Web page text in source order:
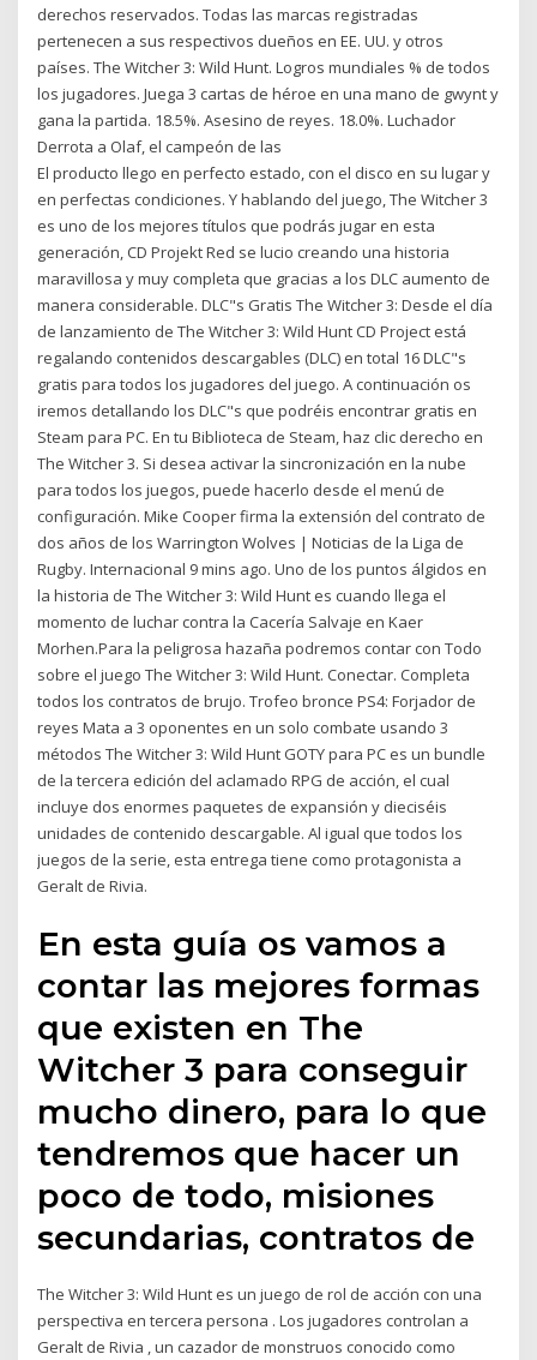
derechos reservados. Todas las marcas registradas
pertenecen a sus respectivos dueños en EE. UU. y otros
países. The Witcher 3: Wild Hunt. Logros mundiales % de todos
los jugadores. Juega 3 cartas de héroe en una mano de gwynt y
gana la partida. 18.5%. Asesino de reyes. 18.0%. Luchador
Derrota a Olaf, el campeón de las
El producto llego en perfecto estado, con el disco en su lugar y
en perfectas condiciones. Y hablando del juego, The Witcher 3
es uno de los mejores títulos que podrás jugar en esta
generación, CD Projekt Red se lucio creando una historia
maravillosa y muy completa que gracias a los DLC aumento de
manera considerable. DLC"s Gratis The Witcher 3: Desde el día
de lanzamiento de The Witcher 3: Wild Hunt CD Project está
regalando contenidos descargables (DLC) en total 16 DLC"s
gratis para todos los jugadores del juego. A continuación os
iremos detallando los DLC"s que podréis encontrar gratis en
Steam para PC. En tu Biblioteca de Steam, haz clic derecho en
The Witcher 3. Si desea activar la sincronización en la nube
para todos los juegos, puede hacerlo desde el menú de
configuración. Mike Cooper firma la extensión del contrato de
dos años de los Warrington Wolves | Noticias de la Liga de
Rugby. Internacional 9 mins ago. Uno de los puntos álgidos en
la historia de The Witcher 3: Wild Hunt es cuando llega el
momento de luchar contra la Cacería Salvaje en Kaer
Morhen.Para la peligrosa hazaña podremos contar con Todo
sobre el juego The Witcher 3: Wild Hunt. Conectar. Completa
todos los contratos de brujo. Trofeo bronce PS4: Forjador de
reyes Mata a 3 oponentes en un solo combate usando 3
métodos The Witcher 3: Wild Hunt GOTY para PC es un bundle
de la tercera edición del aclamado RPG de acción, el cual
incluye dos enormes paquetes de expansión y dieciséis
unidades de contenido descargable. Al igual que todos los
juegos de la serie, esta entrega tiene como protagonista a
Geralt de Rivia.
En esta guía os vamos a
contar las mejores formas
que existen en The
Witcher 3 para conseguir
mucho dinero, para lo que
tendremos que hacer un
poco de todo, misiones
secundarias, contratos de
The Witcher 3: Wild Hunt es un juego de rol de acción con una
perspectiva en tercera persona . Los jugadores controlan a
Geralt de Rivia , un cazador de monstruos conocido como